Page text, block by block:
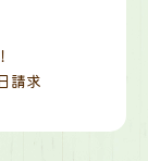
請求